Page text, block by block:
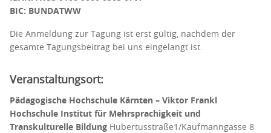
BIC: BUNDATWW
Die Anmeldung zur Tagung ist erst gültig, nachdem der
gesamte Tagungsbeitrag bei uns eingelangt ist.
Veranstaltungsort:
Pädagogische Hochschule Kärnten – Viktor Frankl
Hochschule Institut für Mehrsprachigkeit und
Transkulturelle Bildung Hubertusstraße1/Kaufmanngasse 8